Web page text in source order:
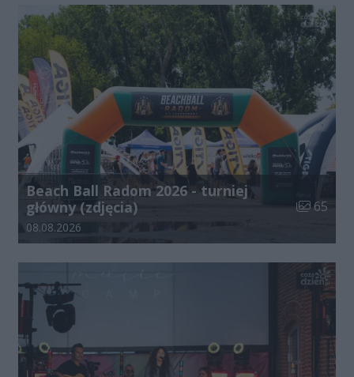
Beach Ball Radom 2026 - turniej
główny (zdjęcia)
Liczba
65
Data dodania galerii:
08.08.2026